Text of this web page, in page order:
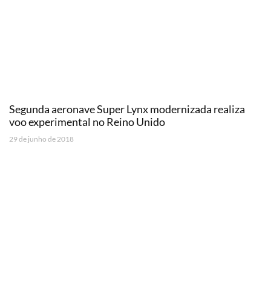
Segunda aeronave Super Lynx modernizada realiza
voo experimental no Reino Unido
29 de junho de 2018